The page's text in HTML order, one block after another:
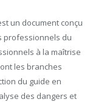
un document conçu
professionnels du
à la maîtrise
les branches
du guide en
des dangers et